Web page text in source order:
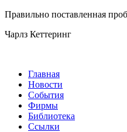
Правильно поставленная
Чарлз Кеттеринг
Главная
Новости
События
Фирмы
Библиотека
Ссылки